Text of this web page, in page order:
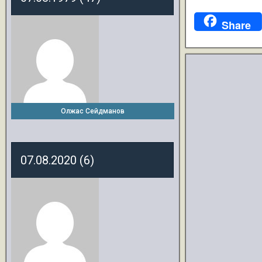
Share
Олжас Сейдманов
07.08.2020 (6)